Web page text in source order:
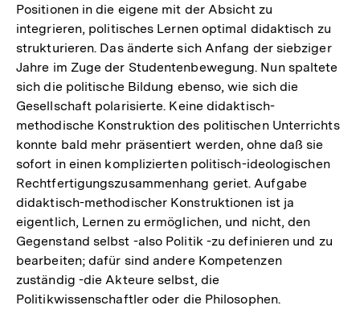
Positionen in die eigene mit der Absicht zu
integrieren, politisches Lernen optimal didaktisch zu
strukturieren. Das änderte sich Anfang der siebziger
Jahre im Zuge der Studentenbewegung. Nun spaltete
sich die politische Bildung ebenso, wie sich die
Gesellschaft polarisierte. Keine didaktisch-
methodische Konstruktion des politischen Unterrichts
konnte bald mehr präsentiert werden, ohne daß sie
sofort in einen komplizierten politisch-ideologischen
Rechtfertigungszusammenhang geriet. Aufgabe
didaktisch-methodischer Konstruktionen ist ja
eigentlich, Lernen zu ermöglichen, und nicht, den
Gegenstand selbst -also Politik -zu definieren und zu
bearbeiten; dafür sind andere Kompetenzen
zuständig -die Akteure selbst, die
Politikwissenschaftler oder die Philosophen.